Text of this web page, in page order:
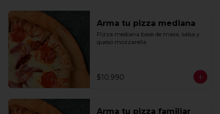
Arma tu pizza mediana
Pizza mediana base de masa, salsa y
queso mozzarella
$10.990
Arma tu pizza familiar